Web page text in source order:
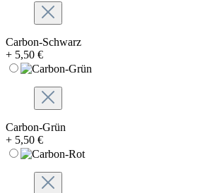
Carbon-Schwarz
+ 5,50 €
Carbon-Grün
+ 5,50 €